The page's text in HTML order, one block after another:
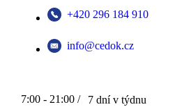
+420 296 184 910
info@cedok.cz
7:00 - 21:00 / 7 dní v týdnu